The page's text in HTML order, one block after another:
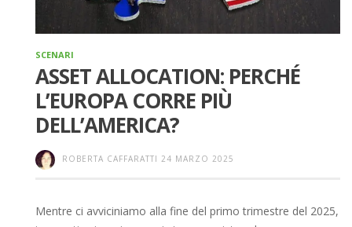
SCENARI
ASSET ALLOCATION: PERCHÉ
L’EUROPA CORRE PIÙ
DELL’AMERICA?
ROBERTA CAFFARATTI 24 MARZO 2025
Mentre ci avviciniamo alla fine del primo trimestre del 2025,